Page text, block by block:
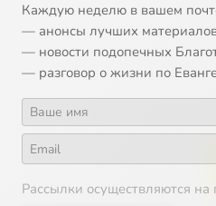
Каждую неделю в вашем
— анонсы лучших
— новости подопечных
— разговор о жизни по
Рассылки осуществляются